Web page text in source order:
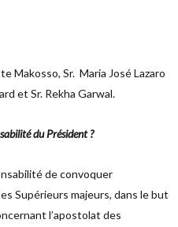
Makosso, Sr. Maria José Lazaro
et Sr. Rekha Garwal.
du Président ?
de convoquer
Supérieurs majeurs, dans le but
l’apostolat des